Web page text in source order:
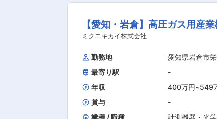
めで、プライベートとの両立がしやすい点も魅力です。 ■入社後の流れ： 先輩スタッフに
ながら、段階的に担当範囲を広げていきます。 ■勤務時間補足： 1日の合計勤務時間は8時間 （1）7:45〜
【愛知・岩倉】高圧ガス用
ミクニキカイ株式会社
勤務地
愛知県岩倉市
最寄り駅
-
年収
400万円~549
賞与
-
業種 / 職種
計測機器・光